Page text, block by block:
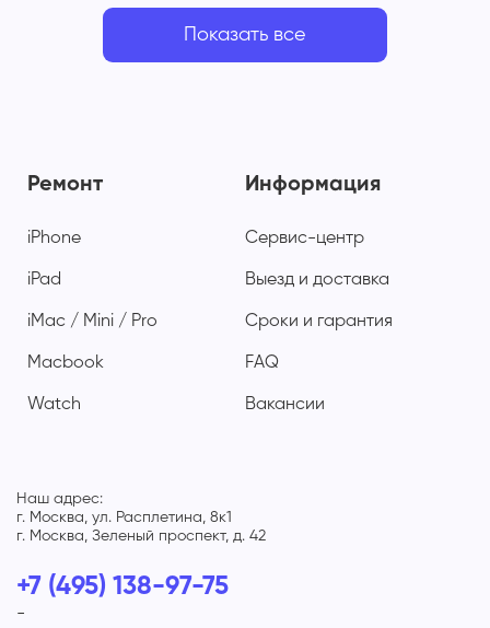
Показать все
Ремонт
iPhone
iPad
iMac / Mini / Pro
Macbook
Watch
Информация
Сервис-центр
Выезд и доставка
Сроки и гарантия
FAQ
Вакансии
Наш адрес:
г. Москва, ул. Расплетина, 8к1
г. Москва, Зеленый проспект, д. 42
+7 (495) 138-97-75
-